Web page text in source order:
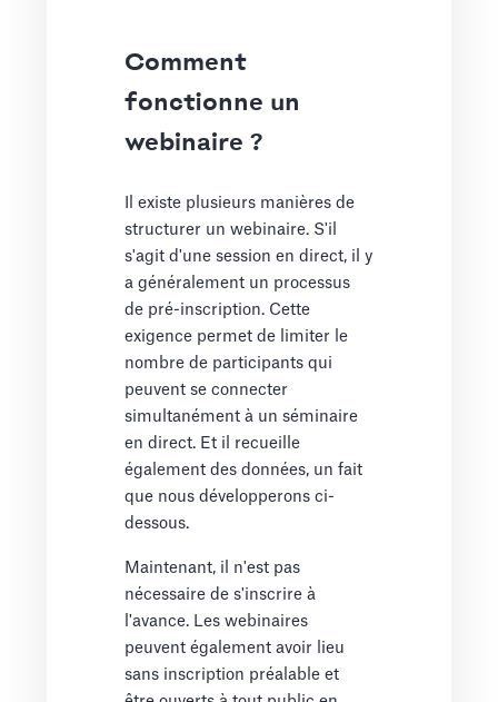
Comment
fonctionne un
webinaire ?
Il existe plusieurs manières de
structurer un webinaire. S'il
s'agit d'une session en direct, il y
a généralement un processus
de pré-inscription. Cette
exigence permet de limiter le
nombre de participants qui
peuvent se connecter
simultanément à un séminaire
en direct. Et il recueille
également des données, un fait
que nous développerons ci-
dessous.
Maintenant, il n'est pas
nécessaire de s'inscrire à
l'avance. Les webinaires
peuvent également avoir lieu
sans inscription préalable et